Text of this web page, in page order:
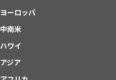
ヨーロッパ
中南米
ハワイ
アジア